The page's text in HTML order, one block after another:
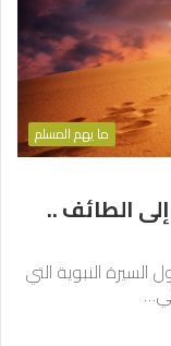
ما يهم المسلم
الطائف ..
النبوية التي